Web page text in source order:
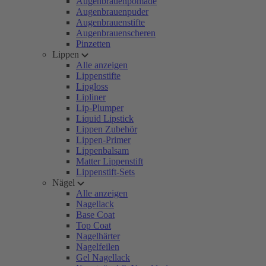
Augenbrauenpuder
Augenbrauenstifte
Augenbrauenscheren
Pinzetten
Lippen
Alle anzeigen
Lippenstifte
Lipgloss
Lipliner
Lip-Plumper
Liquid Lipstick
Lippen Zubehör
Lippen-Primer
Lippenbalsam
Matter Lippenstift
Lippenstift-Sets
Nägel
Alle anzeigen
Nagellack
Base Coat
Top Coat
Nagelhärter
Nagelfeilen
Gel Nagellack